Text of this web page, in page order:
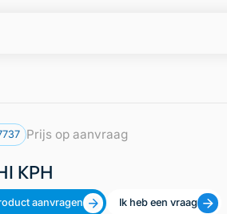
Prijs op aanvraag
KPH
aanvragen
Ik heb een vraag